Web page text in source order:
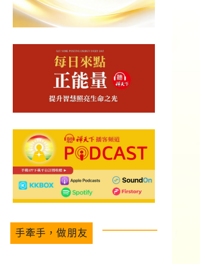
手牽手，做朋友